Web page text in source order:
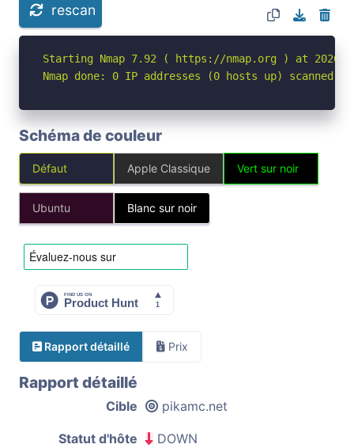
rescan
Starting Nmap 7.92 ( https://nmap.org ) at 2026-
Nmap done: 0 IP addresses (0 hosts up) scanned
Schéma de couleur
Défaut Apple Classique Vert sur noir
Ubuntu Blanc sur noir
Rapport détaillé Prix
Rapport détaillé
Cible pikamc.net
Statut d'hôte DOWN